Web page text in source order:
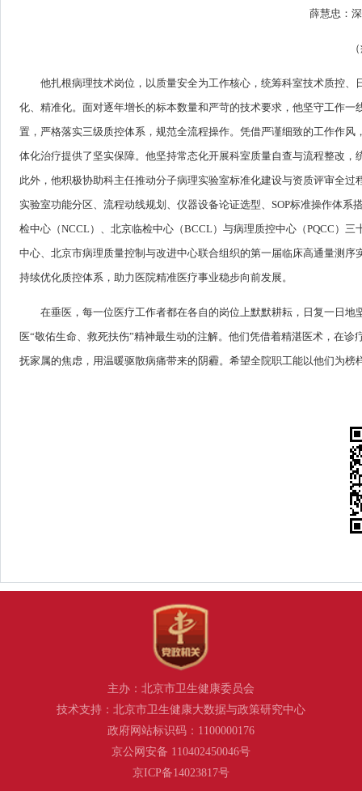
薛慧忠：
他扎根病理技术岗位，以质量安全为工作核心，统筹科室技术质控
化、精准化。面对逐年增长的标本数量和严苛的技术要求，他坚守工作
置，严格落实三级质控体系，规范全流程操作。凭借严谨细致的工作作
体化治疗提供了坚实保障。他坚持常态化开展科室质量自查与流程整改
此外，他积极协助科主任推动分子病理实验室标准化建设与资质评审全
实验室功能分区、流程动线规划、仪器设备论证选型、SOP标准操作体
检中心（NCCL）、北京临检中心（BCCL）与病理质控中心（PQCC）
中心、北京市病理质量控制与改进中心联合组织的第一届临床高通量测
持续优化质控体系，助力医院精准医疗事业稳步向前发展。
在垂医，每一位医疗工作者都在各自的岗位上默默耕耘，日复一日
医“敬佑生命、救死扶伤”精神最生动的注解。他们凭借着精湛医术，在
抚家属的焦虑，用温暖驱散病痛带来的阴霾。希望全院职工能以他们为
主办：北京市卫生健康委员会
技术支持：北京市卫生健康大数据与政策研究中心
政府网站标识码：1100000176
京公网安备 110402450046号
京ICP备14023817号